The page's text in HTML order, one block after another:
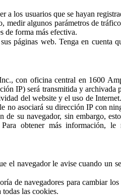
los usuarios que se hayan
algunos parámetros de
de forma más efectiva.
páginas web. Tenga en cuenta
con oficina central en 1600
IP) será transmitida y
del website y el uso de
asociará su dirección IP con
su navegador, sin embargo,
obtener más información,
navegador le avise cuando un
de navegadores para cambiar
las cookies.